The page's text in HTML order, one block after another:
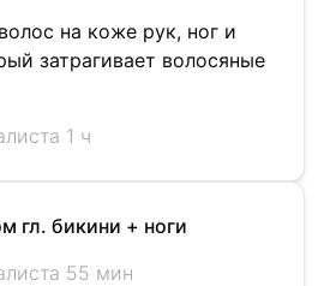
на коже рук, ног и
затрагивает волосяные
1 ч
гл. бикини + ноги
55 мин